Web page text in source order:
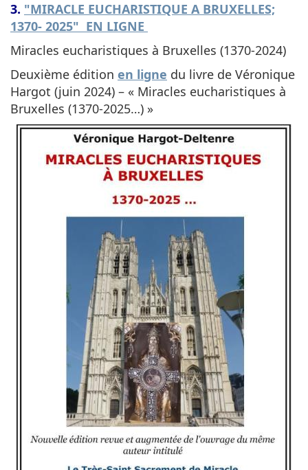
3. "MIRACLE EUCHARISTIQUE A BRUXELLES;
1370- 2025" EN LIGNE
Miracles eucharistiques à Bruxelles (1370-2024)
Deuxième édition en ligne du livre de Véronique
Hargot (juin 2024) – « Miracles eucharistiques à
Bruxelles (1370-2025…) »